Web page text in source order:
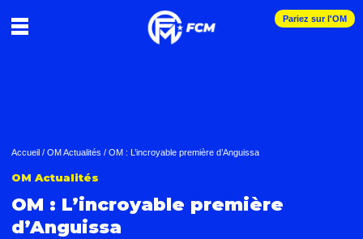
Pariez sur l'OM
Accueil / OM Actualités / OM : L’incroyable première d’Anguissa
OM Actualités
OM : L’incroyable première
d’Anguissa